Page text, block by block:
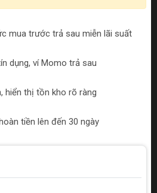
mua trước trả sau miễn lãi suất
dụng, ví Momo trả sau
hiển thị tồn kho rõ ràng
tiền lên đến 30 ngày